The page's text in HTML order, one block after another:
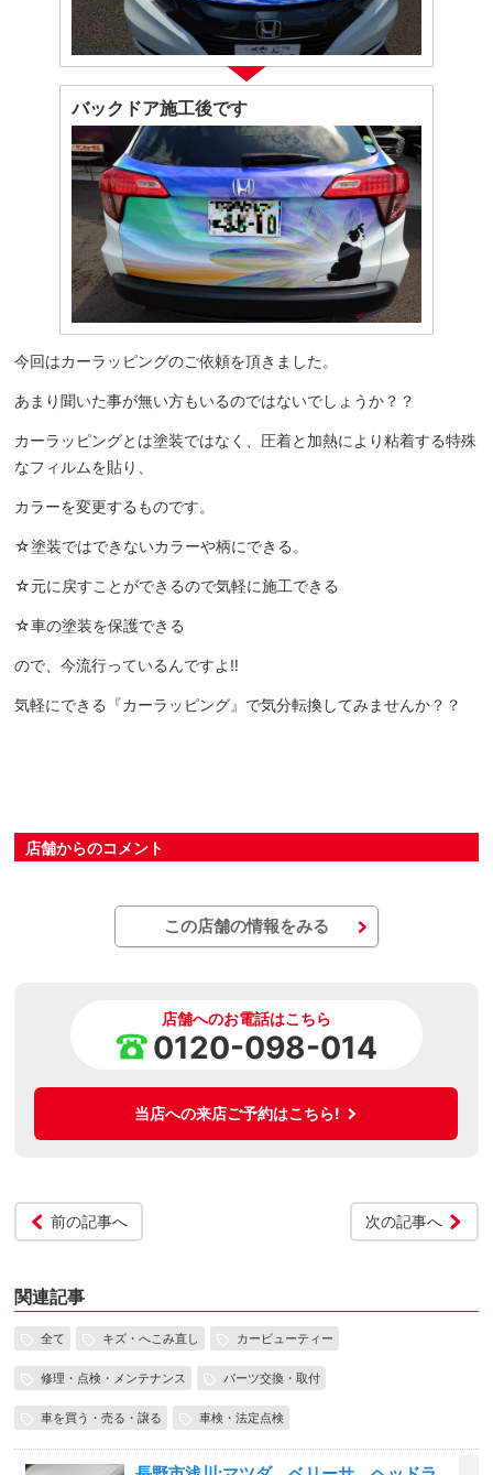
バックドア施工後です
今回はカーラッピングのご依頼を頂きました。
あまり聞いた事が無い方もいるのではないでしょうか？？
カーラッピングとは塗装ではなく、圧着と加熱により粘着する特殊
なフィルムを貼り、
カラーを変更するものです。
☆塗装ではできないカラーや柄にできる。
☆元に戻すことができるので気軽に施工できる
☆車の塗装を保護できる
ので、今流行っているんですよ‼︎
気軽にできる『カーラッピング』で気分転換してみませんか？？
店舗からのコメント
この店舗の情報をみる
店舗へのお電話はこちら
0120-098-014
当店への来店ご予約はこちら!
前の記事へ 次の記事へ
関連記事
全て キズ・へこみ直し カービューティー
修理・点検・メンテナンス パーツ交換・取付
車を買う・売る・譲る 車検・法定点検